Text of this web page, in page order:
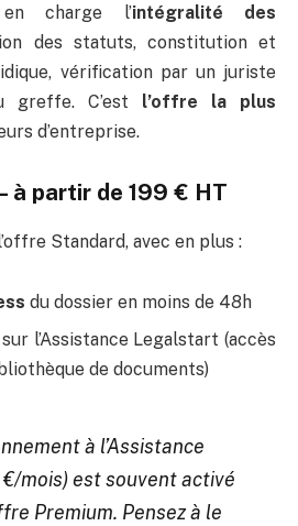
charge l’intégralité des
des statuts, constitution et
vérification par un juriste
greffe. C’est l’offre la plus
d’entreprise.
à partir de 199 € HT
Standard, avec en plus :
du dossier en moins de 48h
sur l’Assistance Legalstart (accès
de documents)
à l’Assistance
mois) est souvent activé
Premium. Pensez à le